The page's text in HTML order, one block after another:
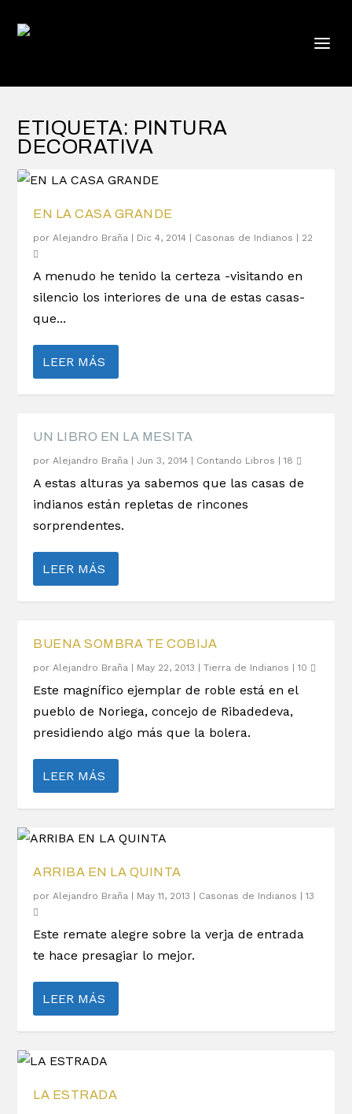
ETIQUETA: PINTURA
DECORATIVA
EN LA CASA GRANDE
porAlejandro Braña Dic 4, 2014 Casonas de Indianos 22
A menudo he tenido la certeza -visitando en
silencio los interiores de una de estas casas-
que...
LEER MÁS
UN LIBRO EN LA MESITA
porAlejandro Braña Jun 3, 2014 Contando Libros |18
A estas alturas ya sabemos que las casas de
indianos están repletas de rincones
sorprendentes.
LEER MÁS
BUENA SOMBRA TE COBIJA
porAlejandro Braña May 22, 2013 |Tierra de Indianos |10
Este magnífico ejemplar de roble está en el
pueblo de Noriega, concejo de Ribadedeva,
presidiendo algo más que la bolera.
LEER MÁS
ARRIBA EN LA QUINTA
porAlejandro Braña May 11, 2013 Casonas de Indianos |13
Este remate alegre sobre la verja de entrada
te hace presagiar lo mejor.
LEER MÁS
LA ESTRADA